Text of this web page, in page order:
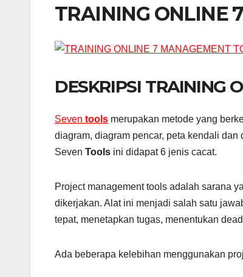
TRAINING ONLINE
DESKRIPSI TRAINING
Seven tools merupakan metode yang
diagram, diagram pencar, peta kendali
Seven Tools ini didapat 6 jenis cacat.
Project management tools adalah sarana
dikerjakan. Alat ini menjadi salah satu
tepat, menetapkan tugas, menentukan
Ada beberapa kelebihan menggunakan